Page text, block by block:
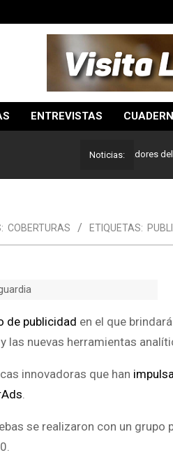
ENTREVISTAS
Noticias:
Estos son los ganadores del
COBERTURAS ETIQUETAS:
de publicidad en el que
nuevas herramientas
innovadoras que han
.
se realizaron con un grupo